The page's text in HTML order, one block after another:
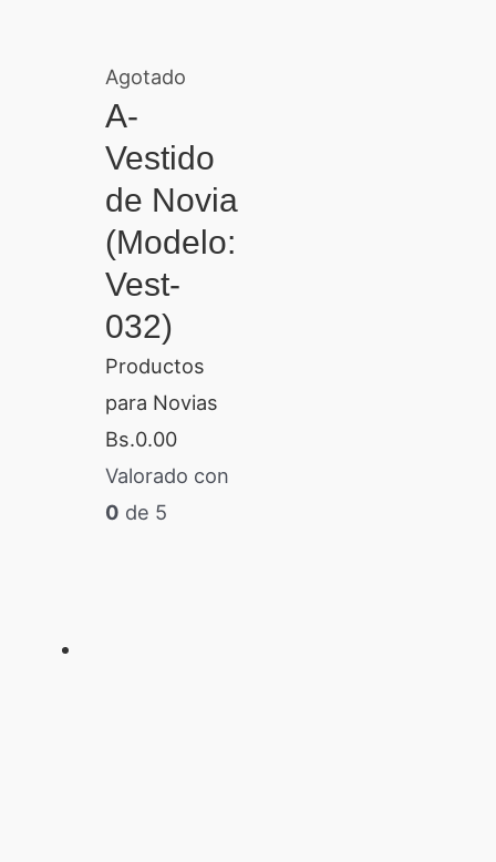
Agotado
A-
Vestido
de Novia
(Modelo:
Vest-
032)
Productos
para Novias
Bs.0.00
Valorado con
0 de 5